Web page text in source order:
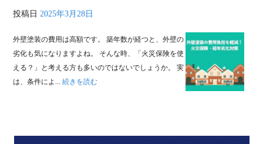
投稿日 2025年3月28日
外壁塗装の費用は高額です。 築年数が経つと、外壁の
劣化も気になりますよね。 そんな時、「火災保険を使
える？」と考える方も多いのではないでしょうか。 実
は、条件によ...続きを読む